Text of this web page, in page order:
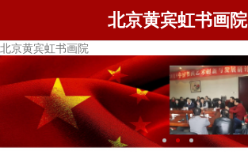
北京黄宾虹书画院
北京黄宾虹书画院